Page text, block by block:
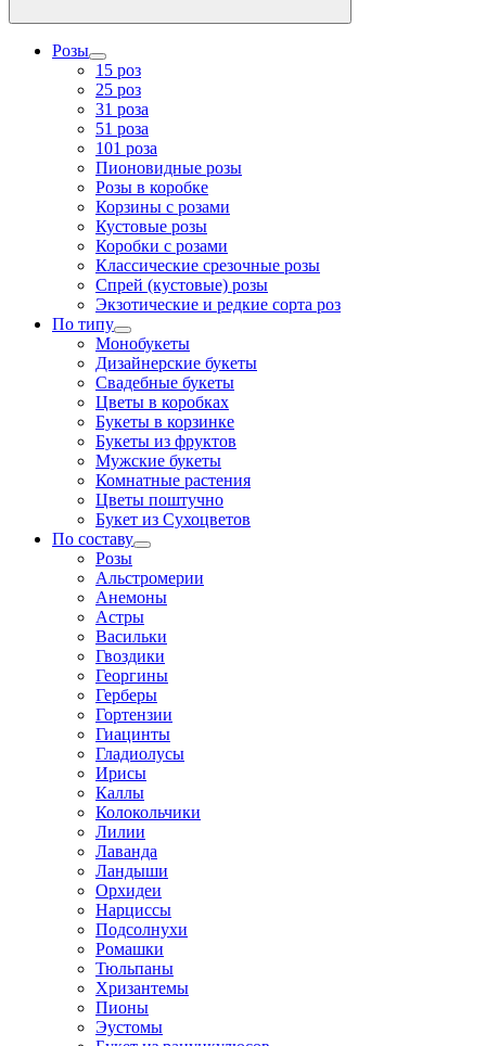
Розы
15 роз
25 роз
31 роза
51 роза
101 роза
Пионовидные розы
Розы в коробке
Корзины с розами
Кустовые розы
Коробки с розами
Классические срезочные розы
Спрей (кустовые) розы
Экзотические и редкие сорта роз
По типу
Монобукеты
Дизайнерские букеты
Свадебные букеты
Цветы в коробках
Букеты в корзинке
Букеты из фруктов
Мужские букеты
Комнатные растения
Цветы поштучно
Букет из Сухоцветов
По составу
Розы
Альстромерии
Анемоны
Астры
Васильки
Гвоздики
Георгины
Герберы
Гортензии
Гиацинты
Гладиолусы
Ирисы
Каллы
Колокольчики
Лилии
Лаванда
Ландыши
Орхидеи
Нарциссы
Подсолнухи
Ромашки
Тюльпаны
Хризантемы
Пионы
Эустомы